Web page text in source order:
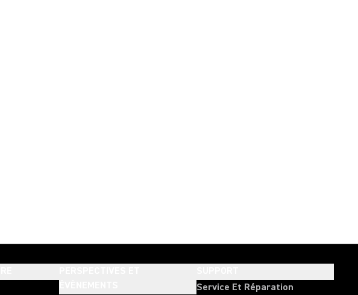
Service Et Réparation